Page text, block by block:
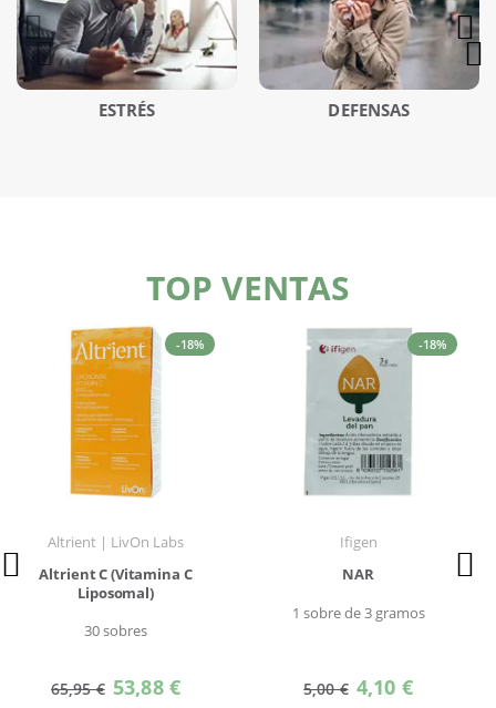
ESTRÉS DEFENSAS
TOP VENTAS
-18%
Altrient | LivOn Labs
Altrient C (Vitamina C
Liposomal)
30 sobres
65,95 € Precio
especial
53,88 €
-18%
Ifigen
NAR
1 sobre de 3 gramos
5,00 € Precio
especial
4,10 €